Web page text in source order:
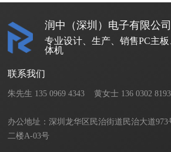
润中（深圳）电子有限公司
专业设计、生产、销售PC主
体机
联系我们
朱先生 135 0969 4343    黄女士 136 0302
办公地址：深圳龙华区民治街道民治大道
二楼A-03号